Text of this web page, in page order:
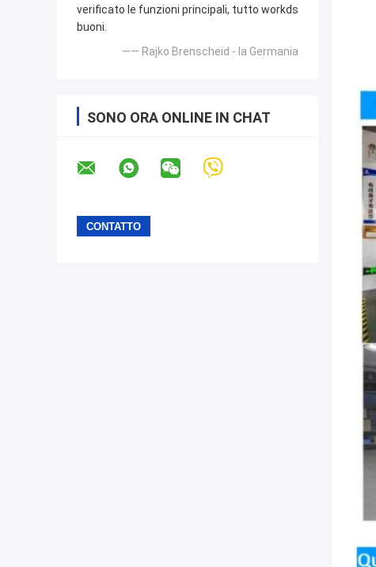
verificato le funzioni principali, tutto workds
buoni.
—— Rajko Brenscheid - la Germania
SONO ORA ONLINE IN CHAT